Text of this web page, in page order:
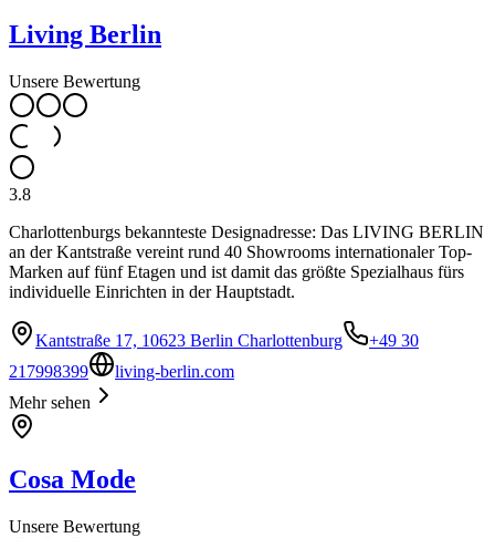
Living Berlin
Unsere Bewertung
3.8
Charlottenburgs bekannteste Designadresse: Das LIVING BERLIN
an der Kantstraße vereint rund 40 Showrooms internationaler Top-
Marken auf fünf Etagen und ist damit das größte Spezialhaus fürs
individuelle Einrichten in der Hauptstadt.
Kantstraße 17, 10623 Berlin Charlottenburg
+49 30
217998399
living-berlin.com
Mehr sehen
Cosa Mode
Unsere Bewertung